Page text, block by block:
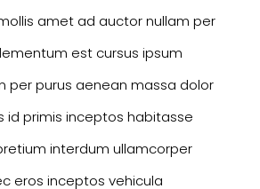
amet ad auctor nullam per
est cursus ipsum
per purus aenean massa dolor
id primis inceptos habitasse
interdum ullamcorper
eros inceptos vehicula